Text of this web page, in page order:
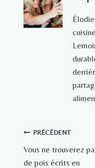
Navigation
de
PRÉCÉDENT
Vous ne trouverez
de pois écrits en